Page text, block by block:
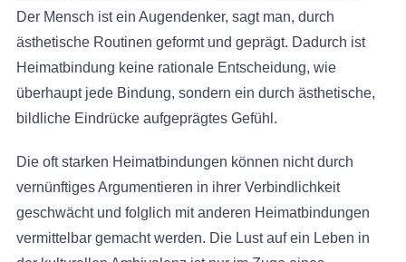
Der Mensch ist ein Augendenker, sagt man, durch
ästhetische Routinen geformt und geprägt. Dadurch ist
Heimatbindung keine rationale Entscheidung, wie
überhaupt jede Bindung, sondern ein durch ästhetische,
bildliche Eindrücke aufgeprägtes Gefühl.
Die oft starken Heimatbindungen können nicht durch
vernünftiges Argumentieren in ihrer Verbindlichkeit
geschwächt und folglich mit anderen Heimatbindungen
vermittelbar gemacht werden. Die Lust auf ein Leben in